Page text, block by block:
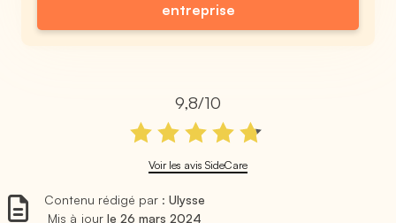
entreprise
9,8/10
Voir les avis SideCare
Contenu rédigé par :Ulysse
Mis à jour le 26 mars 2024